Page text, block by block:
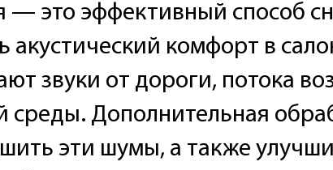
это эффективный способ
комфорт в
звуки от дороги, потока
среды. Дополнительная
эти шумы, а также